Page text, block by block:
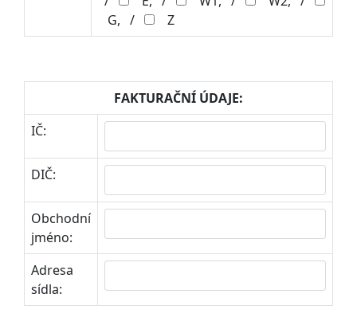
G, /
Z
FAKTURAČNÍ ÚDAJE:
IČ:
DIČ:
Obchodní
jméno:
Adresa
sídla: